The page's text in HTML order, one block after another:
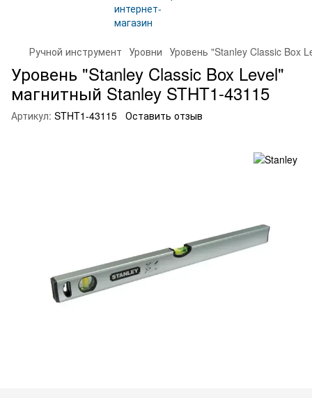
Ручной инструмент Уровни Уровень "Stanley Classic Box
Уровень "Stanley Classic Box Level"
магнитный Stanley STHT1-43115
Артикул: STHT1-43115 Оставить отзыв